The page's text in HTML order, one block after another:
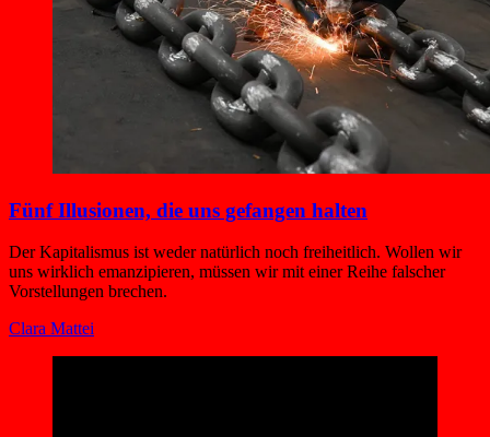
Fünf Illusionen, die uns gefangen halten
Der Kapitalismus ist weder natürlich noch freiheitlich. Wollen wir
uns wirklich emanzipieren, müssen wir mit einer Reihe falscher
Vorstellungen brechen.
Clara Mattei